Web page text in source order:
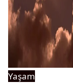
Yaşam